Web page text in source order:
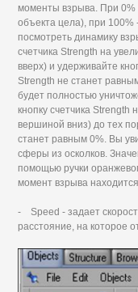
моменты взрыва. При 0%
объекта цела), при 100%
посмотреть динамику
счетчика Strength на
вверх) и удерживайте
Strength не станет
будет полностью
кнопку счетчика
вершиной вниз) до тех
станет равным 0%. Вы
сферы из осколков.
помощью ручки
момент взрыва
- Speed - задает
расстояние, на которое